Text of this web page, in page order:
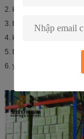
2. kích thước của kho,
3. bao nhiêu lớp của kệ?
4. kích thước pallet của
5. trọng lượng tối đa
6. yêu cầu màu sắc đặc